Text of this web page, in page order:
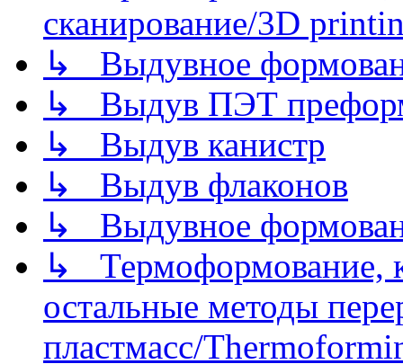
сканирование/3D
↳ Выдувное
↳ Выдув ПЭТ
↳ Выдув канистр
↳ Выдув флаконов
↳ Выдувное
↳ Термоформование,
остальные методы
пластмасс/